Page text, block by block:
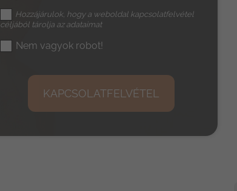
Hozzájárulok, hogy a weboldal kapcsolatfelvétel
céljából tárolja az adataimat
Nem vagyok robot!
KAPCSOLATFELVÉTEL